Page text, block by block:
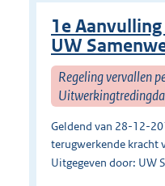
1e
UW
Regeling vervallen
Geldend van 28-12-
terugwerkende kracht
Uitgegeven door: UW